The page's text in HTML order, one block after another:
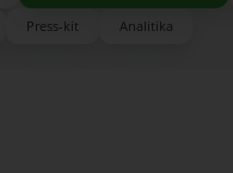
Press-kit Analitika